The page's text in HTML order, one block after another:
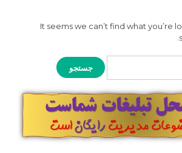
It seems we can’t find what you’re